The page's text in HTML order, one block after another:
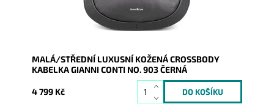
MALÁ/STŘEDNÍ LUXUSNÍ KOŽENÁ CROSSBODY
KABELKA GIANNI CONTI NO. 903 ČERNÁ
4 799 Kč